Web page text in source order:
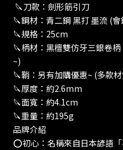
🔪刀款：劍形筋引刀
🔪鋼材：青二鋼 黑打 墨流 (會
🔪規格：25cm
🔪柄材：黑檀雙仿牙三銀卷
~)
🔪鞘：另有加購優惠~ (多款
🔪厚度：約2.6mm
🔪面寬：約4.1cm
🔪重量：約195g
品牌介紹
⭕️初心：名稱來自日本諺語